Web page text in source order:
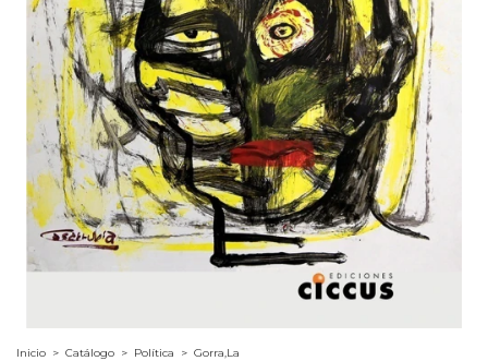
Inicio > Catálogo > Política > Gorra,La